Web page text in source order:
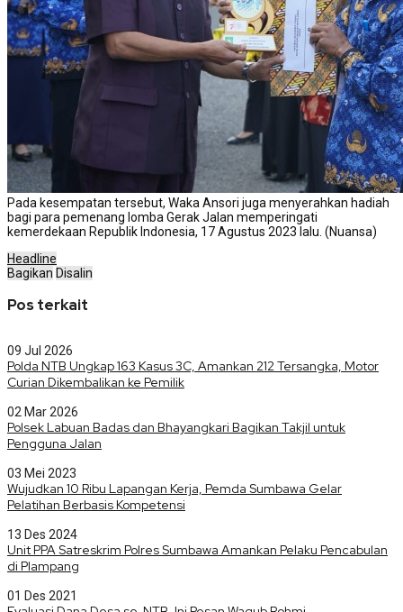
Pada kesempatan tersebut, Waka Ansori juga menyerahkan hadiah
bagi para pemenang lomba Gerak Jalan memperingati
kemerdekaan Republik Indonesia, 17 Agustus 2023 lalu. (Nuansa)
Headline
Bagikan Disalin
Pos terkait
09 Jul 2026
Polda NTB Ungkap 163 Kasus 3C, Amankan 212 Tersangka, Motor
Curian Dikembalikan ke Pemilik
02 Mar 2026
Polsek Labuan Badas dan Bhayangkari Bagikan Takjil untuk
Pengguna Jalan
03 Mei 2023
Wujudkan 10 Ribu Lapangan Kerja, Pemda Sumbawa Gelar
Pelatihan Berbasis Kompetensi
13 Des 2024
Unit PPA Satreskrim Polres Sumbawa Amankan Pelaku Pencabulan
di Plampang
01 Des 2021